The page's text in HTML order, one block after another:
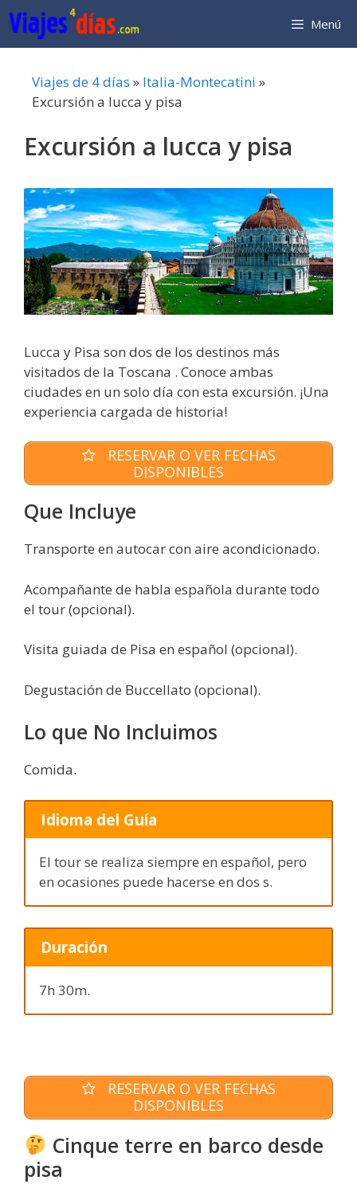
Saltar
al
contenido
Menú
Viajes de 4 días » Italia-Montecatini »
Excursión a lucca y pisa
Excursión a lucca y pisa
Lucca y Pisa son dos de los destinos más
visitados de la Toscana . Conoce ambas
ciudades en un solo día con esta excursión. ¡Una
experiencia cargada de historia!
RESERVAR O VER FECHAS
DISPONIBLES
Que Incluye
Transporte en autocar con aire acondicionado.
Acompañante de habla española durante todo
el tour (opcional).
Visita guiada de Pisa en español (opcional).
Degustación de Buccellato (opcional).
Lo que No Incluimos
Comida.
Idioma del Guía
El tour se realiza siempre en español, pero
en ocasiones puede hacerse en dos s.
Duración
7h 30m.
RESERVAR O VER FECHAS
DISPONIBLES
Cinque terre en barco desde
pisa